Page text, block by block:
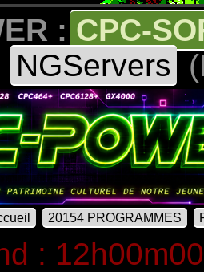
: CPC-
NGServers
20154 PROGRAMMES
: